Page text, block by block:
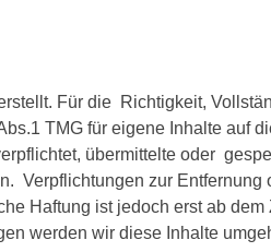
Für die Richtigkeit,
TMG für eigene Inhalte auf
übermittelte oder
Verpflichtungen zur
Haftung ist jedoch erst ab
werden wir diese Inhalte